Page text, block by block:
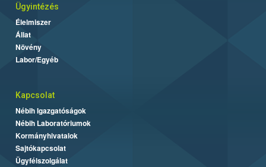
Ügyintézés
Élelmiszer
Állat
Növény
Labor/Egyéb
Kapcsolat
Nébih Igazgatóságok
Nébih Laboratóriumok
Kormányhivatalok
Sajtókapcsolat
Ügyfélszolgálat